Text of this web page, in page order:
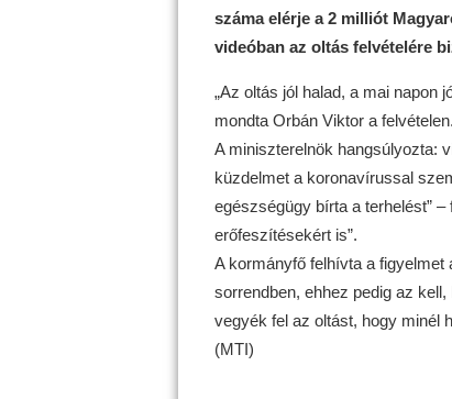
száma elérje a 2 milliót
videóban az oltás felvételére
„Az oltás jól halad, a mai napon
mondta Orbán Viktor a felvételen.
A miniszterelnök hangsúlyozta:
küzdelmet a koronavírussal
egészségügy bírta a terhelést”
erőfeszítésekért is”.
A kormányfő felhívta a figyelmet
sorrendben, ehhez pedig az
vegyék fel az oltást, hogy minél
(MTI)